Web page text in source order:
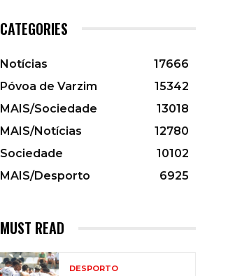
CATEGORIES
Notícias
17666
Póvoa de Varzim
15342
MAIS/Sociedade
13018
MAIS/Notícias
12780
Sociedade
10102
MAIS/Desporto
6925
MUST READ
DESPORTO